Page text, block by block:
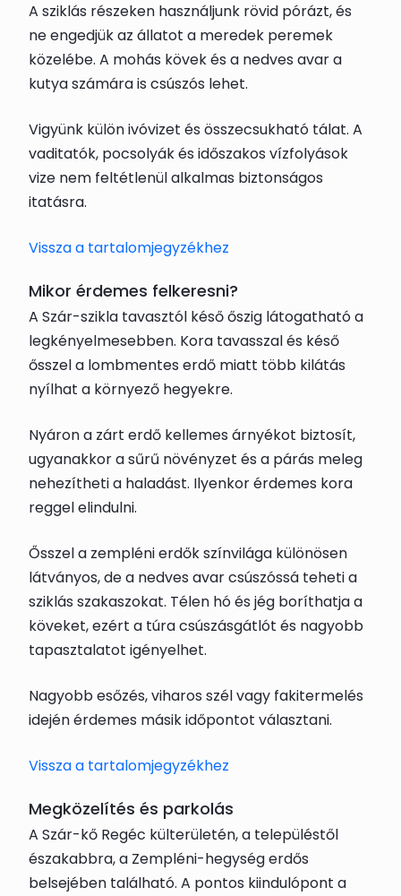
A sziklás részeken használjunk rövid pórázt, és
ne engedjük az állatot a meredek peremek
közelébe. A mohás kövek és a nedves avar a
kutya számára is csúszós lehet.
Vigyünk külön ivóvizet és összecsukható tálat. A
vaditatók, pocsolyák és időszakos vízfolyások
vize nem feltétlenül alkalmas biztonságos
itatásra.
Vissza a tartalomjegyzékhez
Mikor érdemes felkeresni?
A Szár-szikla tavasztól késő őszig látogatható a
legkényelmesebben. Kora tavasszal és késő
ősszel a lombmentes erdő miatt több kilátás
nyílhat a környező hegyekre.
Nyáron a zárt erdő kellemes árnyékot biztosít,
ugyanakkor a sűrű növényzet és a párás meleg
nehezítheti a haladást. Ilyenkor érdemes kora
reggel elindulni.
Ősszel a zempléni erdők színvilága különösen
látványos, de a nedves avar csúszóssá teheti a
sziklás szakaszokat. Télen hó és jég boríthatja a
köveket, ezért a túra csúszásgátlót és nagyobb
tapasztalatot igényelhet.
Nagyobb esőzés, viharos szél vagy fakitermelés
idején érdemes másik időpontot választani.
Vissza a tartalomjegyzékhez
Megközelítés és parkolás
A Szár-kő Regéc külterületén, a településtől
északabbra, a Zempléni-hegység erdős
belsejében található. A pontos kiindulópont a